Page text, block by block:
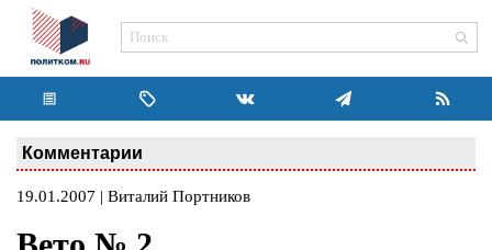
Комментарии
19.01.2007 | Виталий Портников